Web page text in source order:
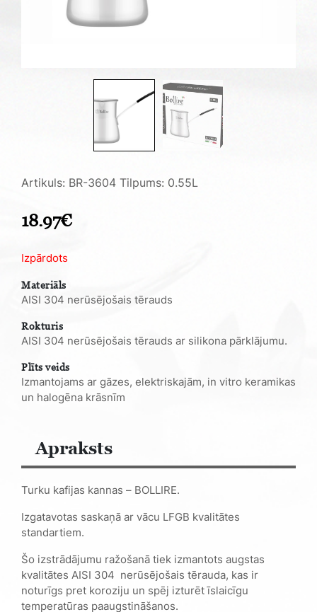
Artikuls: BR-3604 Tilpums: 0.55L
18.97€
Izpārdots
Materiāls
AISI 304 nerūsējošais tērauds
Rokturis
AISI 304 nerūsējošais tērauds ar silikona pārklājumu.
Plīts veids
Izmantojams ar gāzes, elektriskajām, in vitro keramikas
un halogēna krāsnīm
Apraksts
Turku kafijas kannas – BOLLIRE.
Izgatavotas saskaņā ar vācu LFGB kvalitātes
standartiem.
Šo izstrādājumu ražošanā tiek izmantots augstas
kvalitātes AISI 304 nerūsējošais tērauda, kas ir
noturīgs pret koroziju un spēj izturēt īslaicīgu
temperatūras paaugstināšanos.